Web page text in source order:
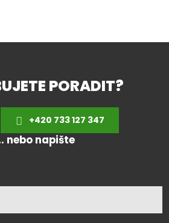
PORADIT?
+420 733 127 347
nebo napište